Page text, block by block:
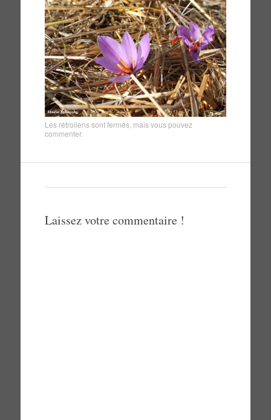
Les rétroliens sont fermés, mais vous pouvez
commenter.
Laissez votre commentaire !